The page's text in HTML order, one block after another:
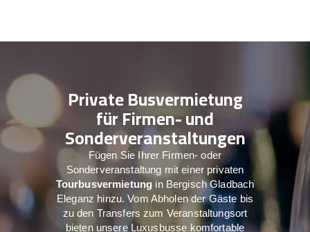
Private Busvermietung
für Firmen- und
Sonderveranstaltungen
Fügen Sie Ihrer Firmen- oder
Sonderveranstaltung mit einer privaten
Tourbusvermietung in Bergisch Gladbach
Eleganz hinzu. Vom Abholen der Gäste bis
zu den Transfers zum Veranstaltungsort
bieten unsere Luxusbusse komfortable